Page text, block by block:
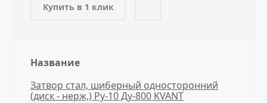
Купить в 1 клик
Название
Затвор стал, шиберный односторонний
(диск - нерж,) Ру-10 Ду-800 KVANT